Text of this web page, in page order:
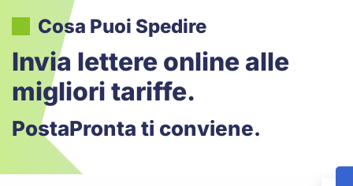
Cosa Puoi Spedire
Invia lettere online alle
migliori tariffe.
PostaPronta ti conviene.